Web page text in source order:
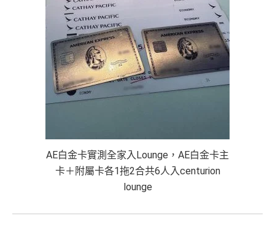
AE白金卡實測全家入Lounge，AE白金卡主
卡＋附屬卡各1拖2合共6人入centurion
lounge